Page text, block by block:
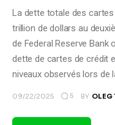
La dette totale des
trillion de dollars au
de Federal Reserve Bank
dette de cartes de crédit
niveaux observés lors de
09/22/2025 5 BY OLEG